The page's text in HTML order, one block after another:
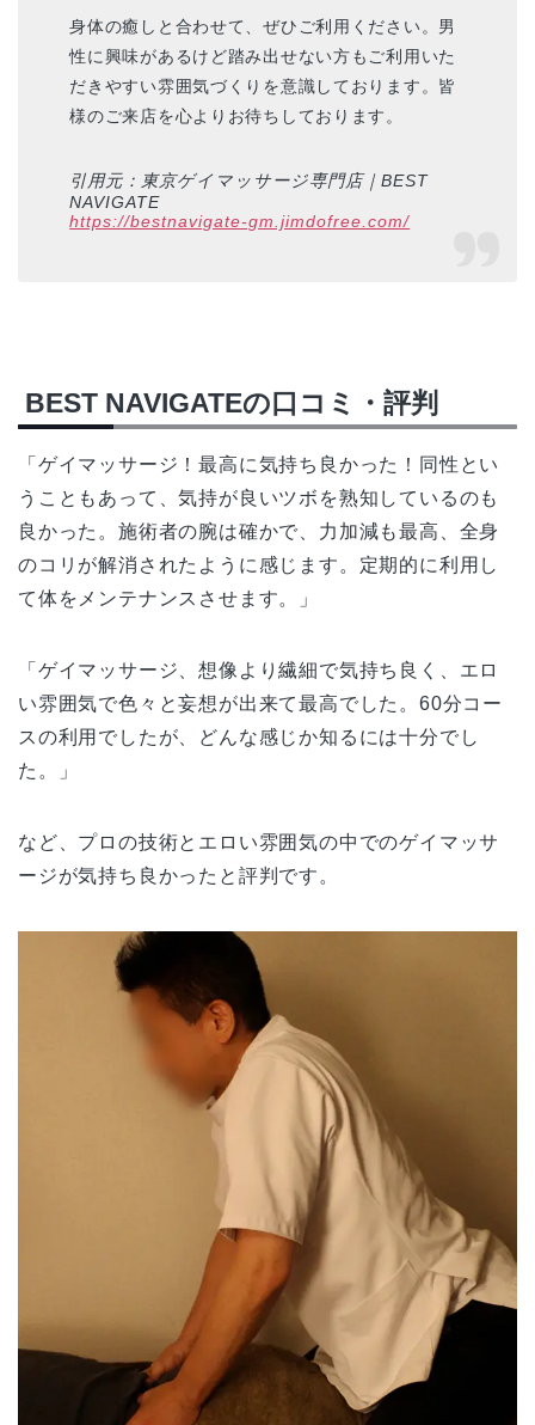
身体の癒しと合わせて、ぜひご利用ください。男
性に興味があるけど踏み出せない方もご利用いた
だきやすい雰囲気づくりを意識しております。皆
様のご来店を心よりお待ちしております。
引用元：東京ゲイマッサージ専門店｜BEST
NAVIGATE
https://bestnavigate-gm.jimdofree.com/
BEST NAVIGATEの口コミ・評判
「ゲイマッサージ！最高に気持ち良かった！同性とい
うこともあって、気持が良いツボを熟知しているのも
良かった。施術者の腕は確かで、力加減も最高、全身
のコリが解消されたように感じます。定期的に利用し
て体をメンテナンスさせます。」
「ゲイマッサージ、想像より繊細で気持ち良く、エロ
い雰囲気で色々と妄想が出来て最高でした。60分コー
スの利用でしたが、どんな感じか知るには十分でし
た。」
など、プロの技術とエロい雰囲気の中でのゲイマッサ
ージが気持ち良かったと評判です。